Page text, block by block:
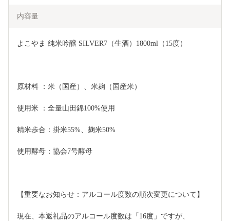
内容量
よこやま 純米吟醸 SILVER7（生酒）1800ml（15度）
原材料 ：米（国産）、米麹（国産米）
使用米 ：全量山田錦100%使用
精米歩合：掛米55%、麹米50%
使用酵母：協会7号酵母
【重要なお知らせ：アルコール度数の順次変更について】
現在、本返礼品のアルコール度数は「16度」ですが、